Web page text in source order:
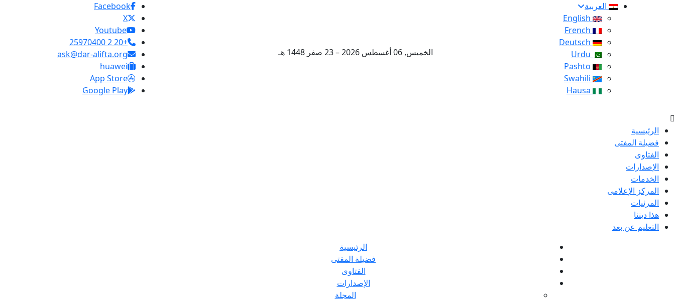
العربية
الخميس, 06 أغسطس 2026 – 23 صفر 1448 هـ
Facebook
X
Youtube
+20 2 25970400
ask@dar-alifta.org
huawei
App Store
Google Play
الرئيسية
فضيلة المفتى
الفتاوى
الإصدارات
الخدمات
المركز الإعلامى
المرئيات
هذا ديننا
التعليم عن بعد
الرئيسية
فضيلة المفتى
الفتاوى
الإصدارات
المجلة